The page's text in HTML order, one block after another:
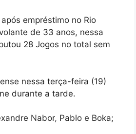
empréstimo no Rio
de 33 anos, nessa
28 Jogos no total sem
nessa terça-feira (19)
durante a tarde.
Nabor, Pablo e Boka;